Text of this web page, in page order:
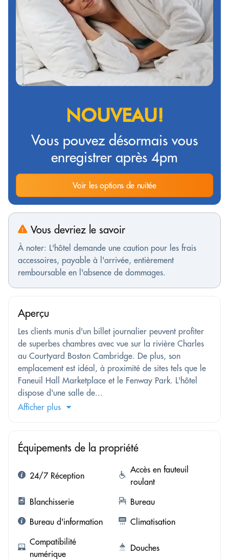
NOUVEAU!
Vous pouvez désormais vous
enregistrer après 4pm
Voir les options de nuitée
Vous devriez le savoir
À noter: L'hôtel demande une caution pour les frais
accessoires, payable à l'arrivée, entièrement
remboursable en l'absence de dommages.
Aperçu
Les clients munis d'un billet journalier peuvent profiter
de superbes chambres avec vue sur la rivière Charles
au Courtyard Boston Cambridge. De plus, son
emplacement est idéal, à proximité de sites tels que le
Faneuil Hall Marketplace et le Fenway Park. L'hôtel
dispose d'une salle de...
Afficher plus
Équipements de la propriété
24/7 Réception
Accès en fauteuil
roulant
Blanchisserie
Bureau
Bureau d'information
Climatisation
Compatibilité
numérique
Douches